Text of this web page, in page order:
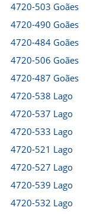
4720-503 Goães
4720-490 Goães
4720-484 Goães
4720-506 Goães
4720-487 Goães
4720-538 Lago
4720-537 Lago
4720-533 Lago
4720-521 Lago
4720-527 Lago
4720-539 Lago
4720-532 Lago